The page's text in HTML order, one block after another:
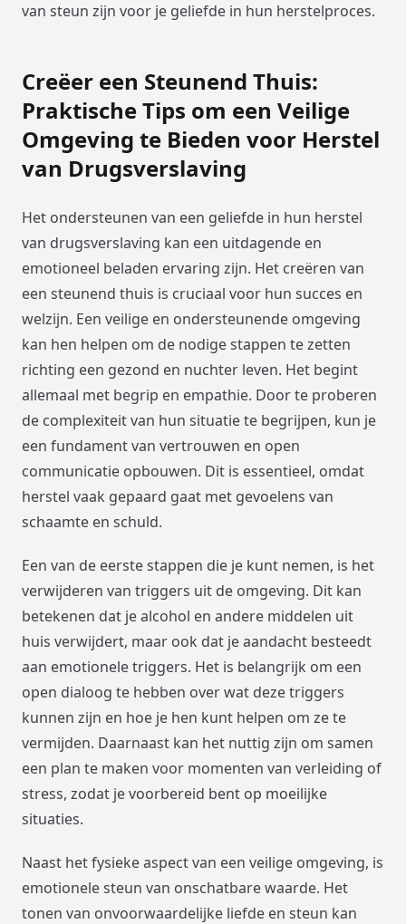
van steun zijn voor je geliefde in hun herstelproces.
Creëer een Steunend Thuis:
Praktische Tips om een Veilige
Omgeving te Bieden voor Herstel
van Drugsverslaving
Het ondersteunen van een geliefde in hun herstel
van drugsverslaving kan een uitdagende en
emotioneel beladen ervaring zijn. Het creëren van
een steunend thuis is cruciaal voor hun succes en
welzijn. Een veilige en ondersteunende omgeving
kan hen helpen om de nodige stappen te zetten
richting een gezond en nuchter leven. Het begint
allemaal met begrip en empathie. Door te proberen
de complexiteit van hun situatie te begrijpen, kun je
een fundament van vertrouwen en open
communicatie opbouwen. Dit is essentieel, omdat
herstel vaak gepaard gaat met gevoelens van
schaamte en schuld.
Een van de eerste stappen die je kunt nemen, is het
verwijderen van triggers uit de omgeving. Dit kan
betekenen dat je alcohol en andere middelen uit
huis verwijdert, maar ook dat je aandacht besteedt
aan emotionele triggers. Het is belangrijk om een
open dialoog te hebben over wat deze triggers
kunnen zijn en hoe je hen kunt helpen om ze te
vermijden. Daarnaast kan het nuttig zijn om samen
een plan te maken voor momenten van verleiding of
stress, zodat je voorbereid bent op moeilijke
situaties.
Naast het fysieke aspect van een veilige omgeving, is
emotionele steun van onschatbare waarde. Het
tonen van onvoorwaardelijke liefde en steun kan